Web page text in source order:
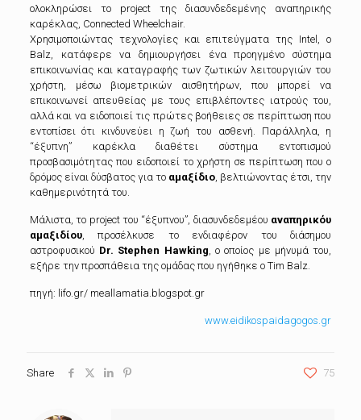
ολοκληρώσει το project της διασυνδεδεμένης αναπηρικής
καρέκλας, Connected Wheelchair.
Χρησιμοποιώντας τεχνολογίες και επιτεύγματα της Intel, ο
Balz, κατάφερε να δημιουργήσει ένα προηγμένο σύστημα
επικοινωνίας και καταγραφής των ζωτικών λειτουργιών του
χρήστη, μέσω βιομετρικών αισθητήρων, που μπορεί να
επικοινωνεί απευθείας με τους επιβλέποντες ιατρούς του,
αλλά και να ειδοποιεί τις πρώτες βοήθειες σε περίπτωση που
εντοπίσει ότι κινδυνεύει η ζωή του ασθενή. Παράλληλα, η
“έξυπνη” καρέκλα διαθέτει σύστημα εντοπισμού
προσβασιμότητας που ειδοποιεί το χρήστη σε περίπτωση που ο
δρόμος είναι δύσβατος για το αμαξίδιο , βελτιώνοντας έτσι, την
καθημερινότητά του.
Μάλιστα, το project του “έξυπνου”, διασυνδεδεμέου αναπηρικόυ
αμαξιδίου, προσέλκυσε τo ενδιαφέρον του διάσημου
αστροφυσικού Dr. Stephen Hawking , ο οποίος με μήνυμά του,
εξήρε την προσπάθεια της ομάδας που ηγήθηκε ο Tim Balz.
πηγή: lifo.gr/ meallamatia.blogspot.gr
www.eidikospaidagogos.gr
Share 75